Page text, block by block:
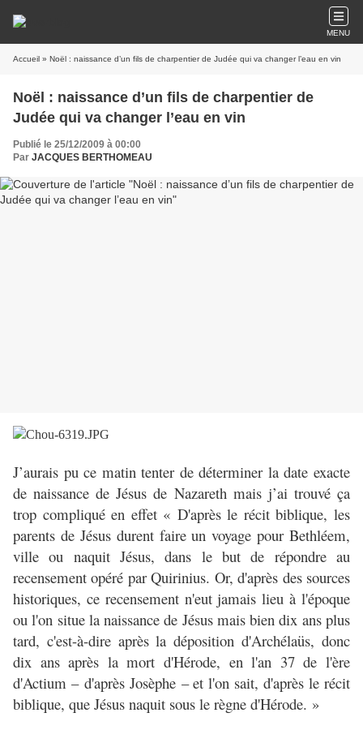
MENU
Accueil » Noël : naissance d’un fils de charpentier de Judée qui va changer l’eau en vin
Noël : naissance d’un fils de charpentier de
Judée qui va changer l’eau en vin
Publié le 25/12/2009 à 00:00
Par JACQUES BERTHOMEAU
J’aurais pu ce matin tenter de déterminer la date exacte
de naissance de Jésus de Nazareth mais j’ai trouvé ça
trop compliqué en effet « D'après le récit biblique, les
parents de Jésus durent faire un voyage pour Bethléem,
ville ou naquit Jésus, dans le but de répondre au
recensement opéré par Quirinius. Or, d'après des sources
historiques, ce recensement n'eut jamais lieu à l'époque
ou l'on situe la naissance de Jésus mais bien dix ans plus
tard, c'est-à-dire après la déposition d'Archélaüs, donc
dix ans après la mort d'Hérode, en l'an 37 de l'ère
d'Actium – d'après Josèphe – et l'on sait, d'après le récit
biblique, que Jésus naquit sous le règne d'Hérode. »